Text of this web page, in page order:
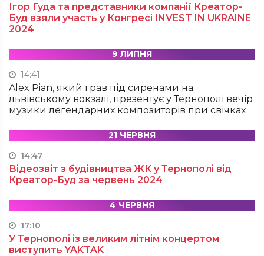
Ігор Гуда та представники компанії Креатор-
Буд взяли участь у Конгресі INVEST IN UKRAINE
2024
9 ЛИПНЯ
14:41
Alex Pian, який грав під сиренами на
львівському вокзалі, презентує у Тернополі вечір
музики легендарних композиторів при свічках
21 ЧЕРВНЯ
14:47
Відеозвіт з будівництва ЖК у Тернополі від
Креатор-Буд за червень 2024
4 ЧЕРВНЯ
17:10
У Тернополі із великим літнім концертом
виступить YAKTAK